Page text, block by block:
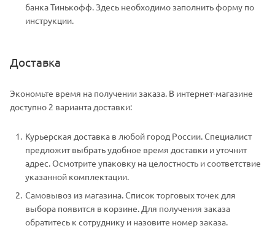
банка Тинькофф. Здесь необходимо заполнить форму по
инструкции.
Доставка
Экономьте время на получении заказа. В интернет-магазине
доступно 2 варианта доставки:
Курьерская доставка в любой город России. Специалист
предложит выбрать удобное время доставки и уточнит
адрес. Осмотрите упаковку на целостность и соответствие
указанной комплектации.
Самовывоз из магазина. Список торговых точек для
выбора появится в корзине. Для получения заказа
обратитесь к сотруднику и назовите номер заказа.